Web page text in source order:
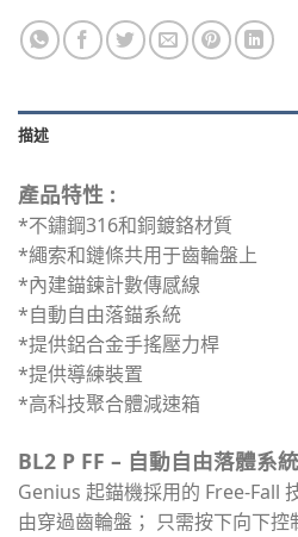
描述
產品特性 :
*不鏽鋼316和銅鍍鉻材質
*繩索和鏈條共用于齒輪盤上
*內建錨鍊計數傳感線
*自動自由落錨系統
*提供鋁合金手搖壓力桿
*提供導練裝置
*高科技聚合體減速箱
BL2 P FF – 自動自由落體系統
Genius 起錨機採用的 Free-Fall
由穿過齒輪盤； 只需按下向下